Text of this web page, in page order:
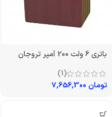
باتری 6 ولت 200 آمپر تروجان
(1)
تومان